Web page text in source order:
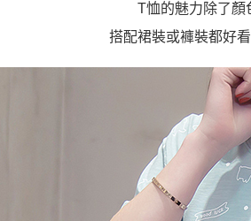
T恤的魅力除了顏
搭配裙裝或褲裝都好